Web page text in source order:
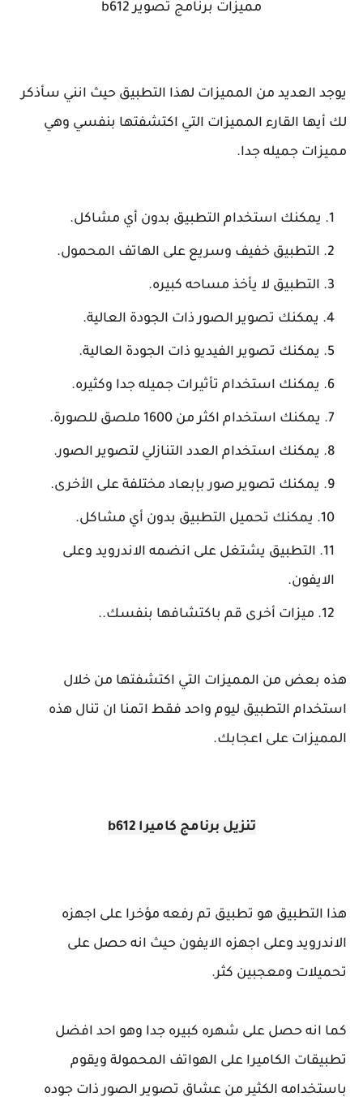
مميزات برنامج تصوير b612
يوجد العديد من المميزات لهذا التطبيق حيث انني سأذكر
لك أيها القارء المميزات التي اكتشفتها بنفسي وهي
مميزات جميله جدا.
يمكنك استخدام التطبيق بدون أي مشاكل.
التطبيق خفيف وسريع على الهاتف المحمول.
التطبيق لا يأخذ مساحه كبيره.
يمكنك تصوير الصور ذات الجودة العالية.
يمكنك تصوير الفيديو ذات الجودة العالية.
يمكنك استخدام تأثيرات جميله جدا وكثيره.
يمكنك استخدام اكثر من 1600 ملصق للصورة.
يمكنك استخدام العدد التنازلي لتصوير الصور.
يمكنك تصوير صور بإبعاد مختلفة على الأخرى.
يمكنك تحميل التطبيق بدون أي مشاكل.
التطبيق يشتغل على انضمه الاندرويد وعلى
الايفون.
ميزات أخرى قم باكتشافها بنفسك..
هذه بعض من المميزات التي اكتشفتها من خلال
استخدام التطبيق ليوم واحد فقط اتمنا ان تنال هذه
المميزات على اعجابك.
تنزيل برنامج كاميرا b612
هذا التطبيق هو تطبيق تم رفعه مؤخرا على اجهزه
الاندرويد وعلى اجهزه الايفون حيث انه حصل على
تحميلات ومعجبين كثر.
كما انه حصل على شهره كبيره جدا وهو احد افضل
تطبيقات الكاميرا على الهواتف المحمولة ويقوم
باستخدامه الكثير من عشاق تصوير الصور ذات جوده